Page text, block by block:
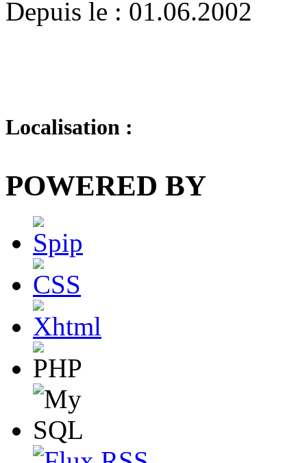
Depuis le : 01.06.2002
Localisation :
POWERED BY